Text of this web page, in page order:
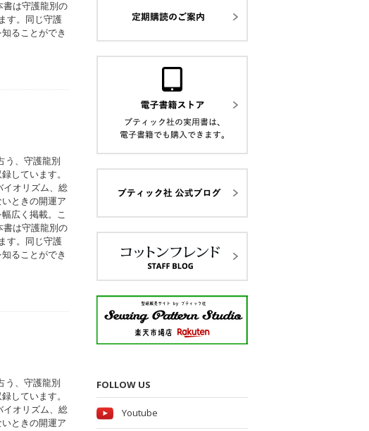
書は守護龍別の
す。同じ守護
ることができ
う、守護龍別
しています。
イオリズム、総
ときの開運ア
広く掲載。こ
書は守護龍別の
す。同じ守護
ることができ
う、守護龍別
しています。
イオリズム、総
ときの開運ア
FOLLOW US
Youtube